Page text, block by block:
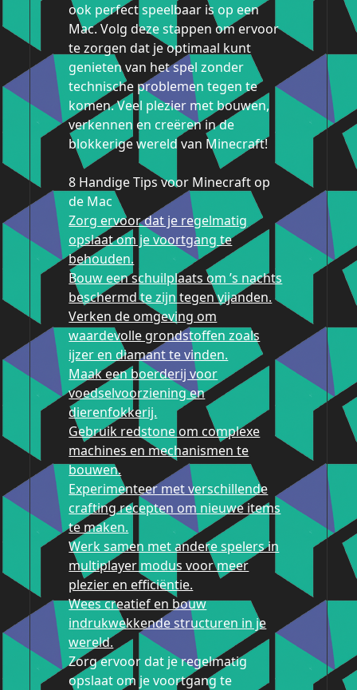
ook perfect speelbaar is op een
Mac. Volg deze stappen om ervoor
te zorgen dat je optimaal kunt
genieten van het spel zonder
technische problemen tegen te
komen. Veel plezier met bouwen,
verkennen en creëren in de
blokkerige wereld van Minecraft!
8 Handige Tips voor Minecraft op
de Mac
Zorg ervoor dat je regelmatig
opslaat om je voortgang te
behouden.
Bouw een schuilplaats om ’s nachts
beschermd te zijn tegen vijanden.
Verken de omgeving om
waardevolle grondstoffen zoals
ijzer en diamant te vinden.
Maak een boerderij voor
voedselvoorziening en
dierenfokkerij.
Gebruik redstone om complexe
machines en mechanismen te
bouwen.
Experimenteer met verschillende
crafting recepten om nieuwe items
te maken.
Werk samen met andere spelers in
multiplayer modus voor meer
plezier en efficiëntie.
Wees creatief en bouw
indrukwekkende structuren in je
wereld.
Zorg ervoor dat je regelmatig
opslaat om je voortgang te